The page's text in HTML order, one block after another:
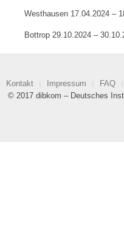
Westhausen 17.04.2024 –
Bottrop 29.10.2024 –
Kontakt Impressum FAQ
© 2017 dibkom – Deutsches